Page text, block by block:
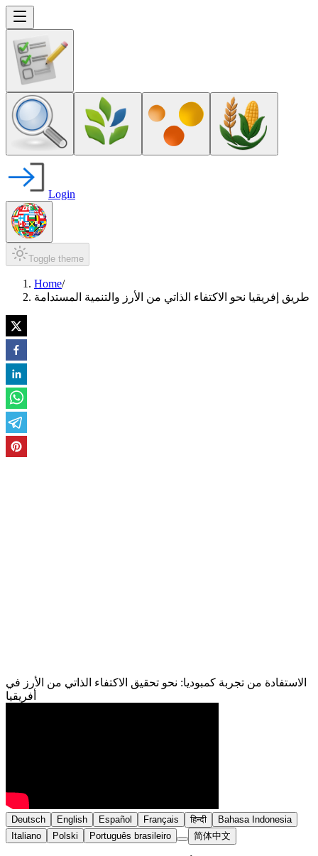
Login
Toggle theme
Home/
طريق إفريقيا نحو الاكتفاء الذاتي من الأرز والتنمية المستدامة
الاستفادة من تجربة كمبوديا: نحو تحقيق الاكتفاء الذاتي من الأرز في
أفريقيا
Deutsch English Español Français हिन्दी
Bahasa Indonesia
Italiano
Polski Português brasileiro 简体中文